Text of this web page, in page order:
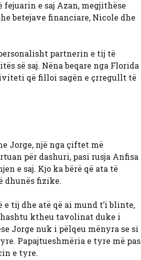
e saj Azan, megjithëse
betejave financiare, Nicole dhe
partnerin e tij të
së saj. Nëna beqare nga Florida
që filloi sagën e çrregullt të
Jorge, një nga çiftet më
për dashuri, pasi rusja Anfisa
e saj. Kjo ka bërë që ata të
dhunës fizike.
tij dhe atë që ai mund t’i blinte,
ktheu tavolinat duke i
Jorge nuk i pëlqeu mënyra se si
Papajtueshmëria e tyre më pas
e tyre.